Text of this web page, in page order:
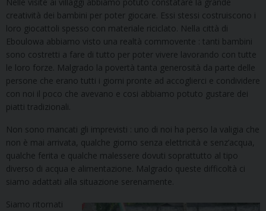
creatività dei bambini per poter giocare. Essi stessi costruiscono i
loro giocattoli spesso con materiale riciclato. Nella città di
Eboulowa abbiamo visto una realtà commovente : tanti bambini
sono costretti a fare di tutto per poter vivere lavorando con tutte
le loro forze. Malgrado la povertà tanta generosità da parte delle
persone che erano tutti i giorni pronte ad accoglierci e condividere
con noi il poco che avevano e cosi abbiamo potuto gustare dei
piatti tradizionali.
Non sono mancati gli imprevisti : uno di noi ha perso la valigia che
non è mai arrivata, qualche giorno senza elettricità e senz’acqua,
qualche ferita e qualche malessere dovuti soprattutto al tipo
diverso di acqua e alimentazione. Malgrado queste difficoltà ci
siamo adattati alla situazione serenamente.
Siamo ritornati